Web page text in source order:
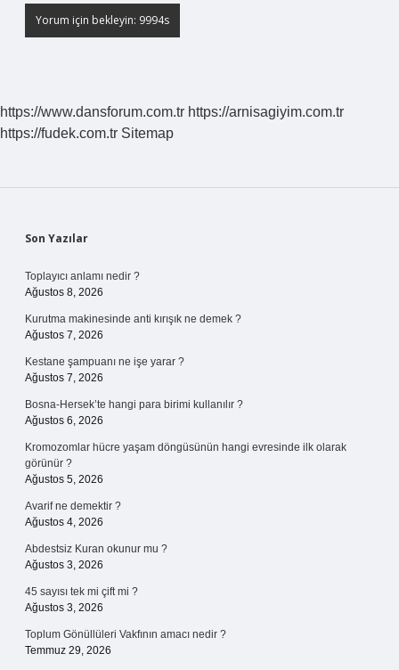
https://www.dansforum.com.tr https://arnisagiyim.com.tr
https://fudek.com.tr Sitemap
Sidebar
Son Yazılar
Toplayıcı anlamı nedir ?
Ağustos 8, 2026
Kurutma makinesinde anti kırışık ne demek ?
Ağustos 7, 2026
Kestane şampuanı ne işe yarar ?
Ağustos 7, 2026
Bosna-Hersek’te hangi para birimi kullanılır ?
Ağustos 6, 2026
Kromozomlar hücre yaşam döngüsünün hangi evresinde ilk olarak
görünür ?
Ağustos 5, 2026
Avarif ne demektir ?
Ağustos 4, 2026
Abdestsiz Kuran okunur mu ?
Ağustos 3, 2026
45 sayısı tek mi çift mi ?
Ağustos 3, 2026
Toplum Gönüllüleri Vakfının amacı nedir ?
Temmuz 29, 2026